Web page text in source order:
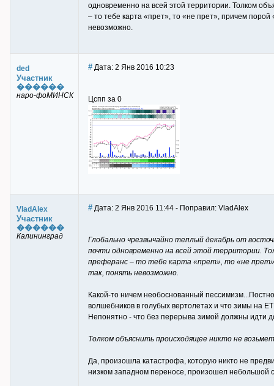
одновременно на всей этой территории. Толком
– то тебе карта «прет», то «не прет», причем
невозможно.
ded
Участник
������
наро-фоМИНСК
# Дата: 2 Янв 2016 10:23
Цспп за 0
VladAlex
Участник
������
Калининград
# Дата: 2 Янв 2016 11:44 - Поправил: VladAlex
Глобально чрезвычайно теплый декабрь от
почти одновременно на всей этой территории.
преферанс – то тебе карта «прет», то «не прет»,
так, понять невозможно.
Какой-то ничем необоснованный
волшебников в голубых вертолетах и что зимы на
Непонятно - что без перерыва зимой должны идти
Толком объяснить происходящее никто не
Да, произошла катастрофа, которую никто не
низком западном переносе, произошел небольшой